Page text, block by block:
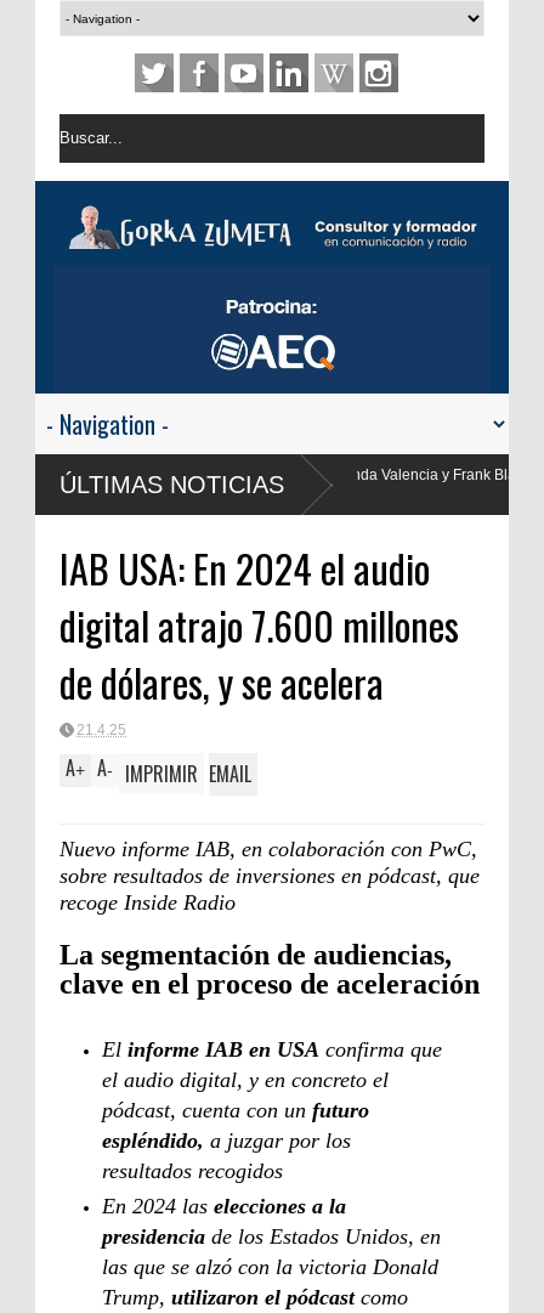
ÚLTIMAS NOTICIAS
Valencia y Frank Blanco regresan a
IAB USA: En 2024 el audio
digital atrajo 7.600 millones
de dólares, y se acelera
21.4.25
A+ A- IMPRIMIR EMAIL
Nuevo informe IAB, en colaboración con PwC,
sobre resultados de inversiones en pódcast, que
recoge Inside Radio
La segmentación de audiencias,
clave en el proceso de aceleración
El informe IAB en USA confirma que
el audio digital, y en concreto el
pódcast, cuenta con un futuro
espléndido, a juzgar por los
resultados recogidos
En 2024 las elecciones a la
presidencia de los Estados Unidos, en
las que se alzó con la victoria Donald
Trump, utilizaron el pódcast como